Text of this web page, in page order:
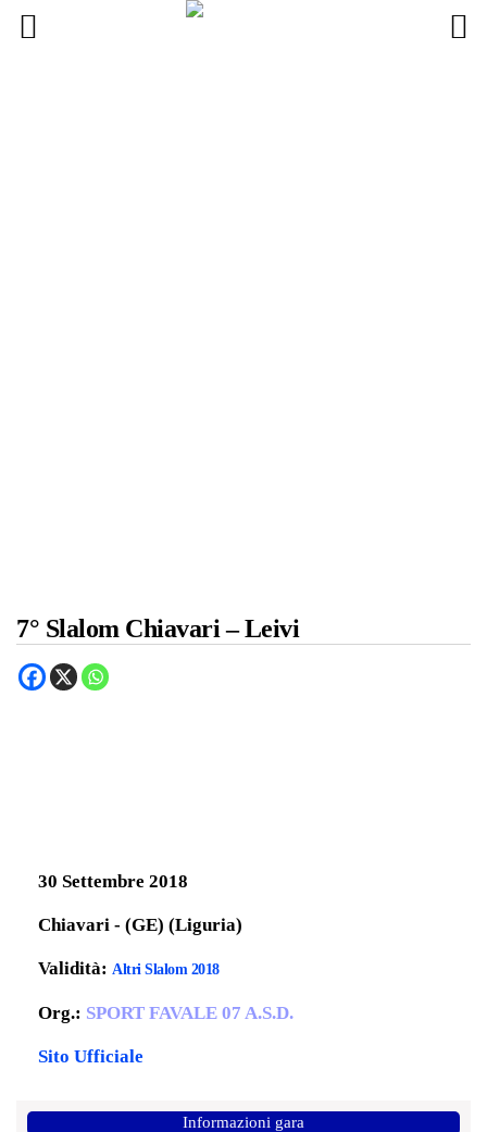
7° Slalom Chiavari – Leivi
30 Settembre 2018
Chiavari - (GE) (Liguria)
Validità: Altri Slalom 2018
Org.: SPORT FAVALE 07 A.S.D.
Sito Ufficiale
Informazioni gara